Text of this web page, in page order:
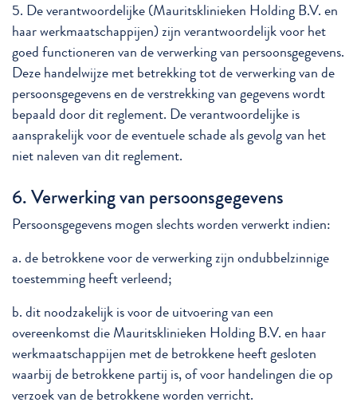
5. De verantwoordelijke (Mauritsklinieken Holding B.V. en
haar werkmaatschappijen) zijn verantwoordelijk voor het
goed functioneren van de verwerking van persoonsgegevens.
Deze handelwijze met betrekking tot de verwerking van de
persoonsgegevens en de verstrekking van gegevens wordt
bepaald door dit reglement. De verantwoordelijke is
aansprakelijk voor de eventuele schade als gevolg van het
niet naleven van dit reglement.
6. Verwerking van persoonsgegevens
Persoonsgegevens mogen slechts worden verwerkt indien:
a. de betrokkene voor de verwerking zijn ondubbelzinnige
toestemming heeft verleend;
b. dit noodzakelijk is voor de uitvoering van een
overeenkomst die Mauritsklinieken Holding B.V. en haar
werkmaatschappijen met de betrokkene heeft gesloten
waarbij de betrokkene partij is, of voor handelingen die op
verzoek van de betrokkene worden verricht.